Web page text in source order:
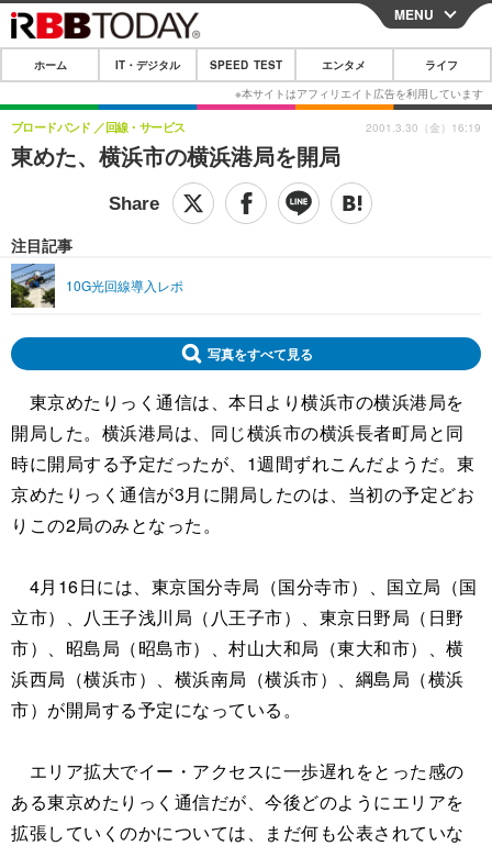
CLOSE
ホーム
IT・デジタル
IT・デジタルTOP スマートフォン
ネタ ガジェット・ツール
SPEED TEST
音楽 スポーツ
ショッピング その他
ライフ
その他
リリース一覧
プッシュ通知の停止方法
MENU
ホーム IT・デジタル SPEED TEST エンタメ ライフ
東めた、横浜市の横浜港局を開局
ブロードバンド 回線・サービス
注目記事
10G光回線導入レポ
2001.3.30（金）16:19
写真をすべて見る
東京めたりっく通信は、本日より横浜市の横浜港局を
開局した。横浜港局は、同じ横浜市の横浜長者町局と同
時に開局する予定だったが、1週間ずれこんだようだ。東
京めたりっく通信が3月に開局したのは、当初の予定どお
りこの2局のみとなった。
4月16日には、東京国分寺局（国分寺市）、国立局（国
立市）、八王子浅川局（八王子市）、東京日野局（日野
市）、昭島局（昭島市）、村山大和局（東大和市）、横
浜西局（横浜市）、横浜南局（横浜市）、綱島局（横浜
市）が開局する予定になっている。
エリア拡大でイー・アクセスに一歩遅れをとった感の
ある東京めたりっく通信だが、今後どのようにエリアを
拡張していくのかについては、まだ何も公表されていな